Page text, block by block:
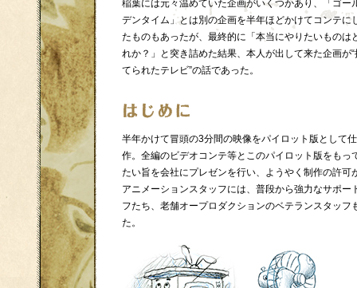
稲葉には元々温めていた企画がいくつかあり、「ゴー
デンタイム」とは別の企画を半年ほどかけてコンテに
たものもあったが、最終的に「本当にやりたいものは
れか？」と突き詰めた結果、本人が出して来た企画が“
てられたテレビ”の話であった。
半年かけて冒頭の3分間の映像をパイロット版として
作。全編のビデオコンテ等とこのパイロット版をもっ
たい旨を会社にプレゼンを行い、ようやく制作の許可
アニメーションスタッフには、普段から強力なサポー
フたち、老舗オープロダクションのベテランスタッフ
た。